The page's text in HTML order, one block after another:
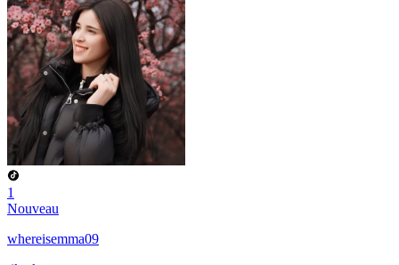
1
Nouveau
whereisemma09